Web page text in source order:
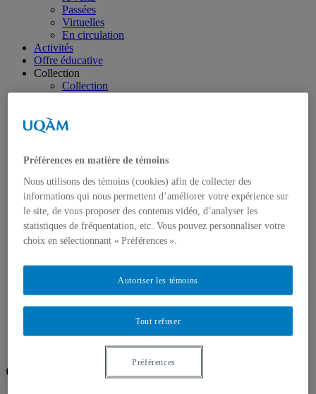
Passées
Virtuelles
En circulation
Activités
Offre éducative
Collection
Collection
À propos de la petite collection
Publications
À propos des publications
Actualités
À propos
Accessibilité
Contact
Mandat
Équipe
Proposition de projet
Search
Search
Galerie de l’UQAM
Préférences en matière de témoins
Nous utilisons des témoins (cookies) afin de collecter des
informations qui nous permettent d’améliorer votre expérience sur
le site, de vous proposer des contenus vidéo, d’analyser les
statistiques de fréquentation, etc. Vous pouvez personnaliser votre
choix en sélectionnant « Préférences ».
Tout refuser
Autoriser les témoins
Préférences